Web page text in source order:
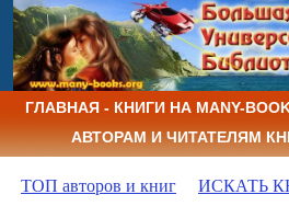
ГЛАВНАЯ - КНИГИ НА MANY-
АВТОРАМ И ЧИТАТЕЛЯМ
ТОП авторов и книг ИСКАТЬ